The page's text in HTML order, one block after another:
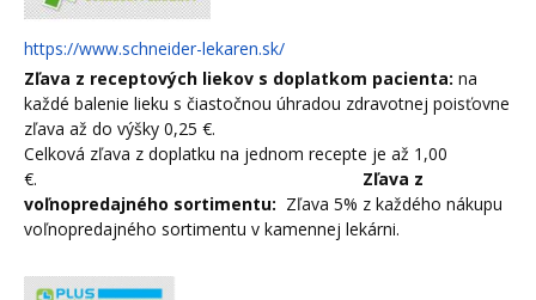
https://www.schneider-lekaren.sk/
Zľava z receptových liekov s doplatkom pacienta: na
každé balenie lieku s čiastočnou úhradou zdravotnej poisťovne
zľava až do výšky 0,25 €.
Celková zľava z doplatku na jednom recepte je až 1,00
€. Zľava z
voľnopredajného sortimentu: Zľava 5% z každého nákupu
voľnopredajného sortimentu v kamennej lekárni.